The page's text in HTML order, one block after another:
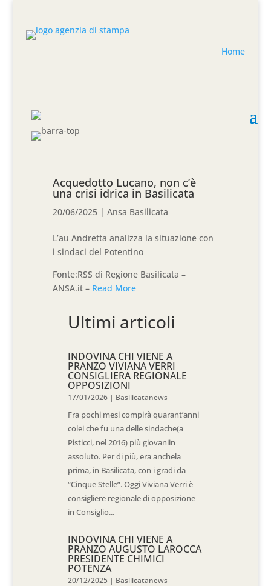
Home
Acquedotto Lucano, non c’è
una crisi idrica in Basilicata
20/06/2025 |Ansa Basilicata
L’au Andretta analizza la situazione con
i sindaci del Potentino
Fonte:RSS di Regione Basilicata –
ANSA.it – Read More
Ultimi articoli
INDOVINA CHI VIENE A
PRANZO VIVIANA VERRI
CONSIGLIERA REGIONALE
OPPOSIZIONI
17/01/2026 | Basilicatanews
Fra pochi mesi compirà quarant’anni
colei che fu una delle sindache(a
Pisticci, nel 2016) più giovaniin
assoluto. Per di più, era anchela
prima, in Basilicata, con i gradi da
“Cinque Stelle”. Oggi Viviana Verri è
consigliere regionale di opposizione
in Consiglio...
INDOVINA CHI VIENE A
PRANZO AUGUSTO LAROCCA
PRESIDENTE CHIMICI
POTENZA
20/12/2025 | Basilicatanews